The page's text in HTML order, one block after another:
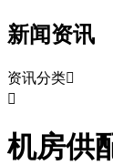
新闻资讯
资讯分类

机房供